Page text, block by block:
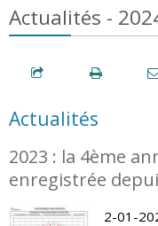
Actualités -
Actualités
2023 : la 4ème
enregistrée
2-01-